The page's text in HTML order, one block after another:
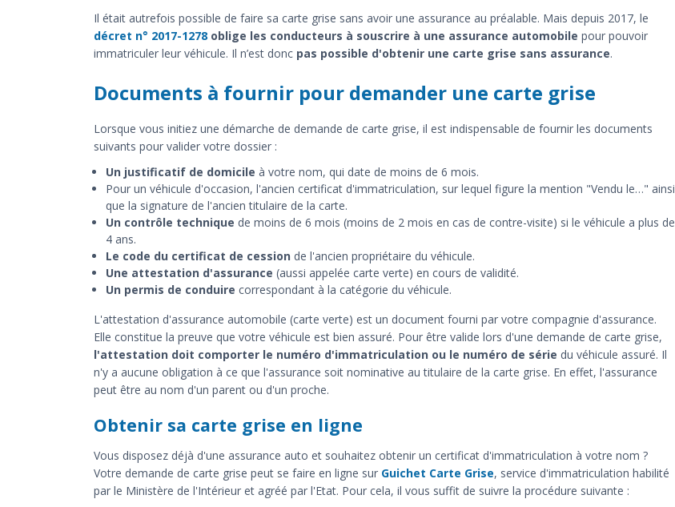
Il était autrefois possible de faire sa carte grise sans avoir une assurance au préalable. Mais depuis 2017, le
décret n° 2017-1278 oblige les conducteurs à souscrire à une assurance automobile pour pouvoir
immatriculer leur véhicule. Il n’est donc pas possible d'obtenir une carte grise sans assurance.
Documents à fournir pour demander une carte grise
Lorsque vous initiez une démarche de demande de carte grise, il est indispensable de fournir les documents
suivants pour valider votre dossier :
Un justificatif de domicile à votre nom, qui date de moins de 6 mois.
Pour un véhicule d'occasion, l'ancien certificat d'immatriculation, sur lequel figure la mention "Vendu le…" ainsi
que la signature de l'ancien titulaire de la carte.
Un contrôle technique de moins de 6 mois (moins de 2 mois en cas de contre-visite) si le véhicule a plus de
4 ans.
Le code du certificat de cession de l'ancien propriétaire du véhicule.
Une attestation d'assurance (aussi appelée carte verte) en cours de validité.
Un permis de conduire correspondant à la catégorie du véhicule.
L'attestation d'assurance automobile (carte verte) est un document fourni par votre compagnie d'assurance.
Elle constitue la preuve que votre véhicule est bien assuré. Pour être valide lors d'une demande de carte grise,
l'attestation doit comporter le numéro d'immatriculation ou le numéro de série du véhicule assuré. Il
n'y a aucune obligation à ce que l'assurance soit nominative au titulaire de la carte grise. En effet, l'assurance
peut être au nom d'un parent ou d'un proche.
Obtenir sa carte grise en ligne
Vous disposez déjà d'une assurance auto et souhaitez obtenir un certificat d'immatriculation à votre nom ?
Votre demande de carte grise peut se faire en ligne sur Guichet Carte Grise, service d'immatriculation habilité
par le Ministère de l'Intérieur et agréé par l'Etat. Pour cela, il vous suffit de suivre la procédure suivante :